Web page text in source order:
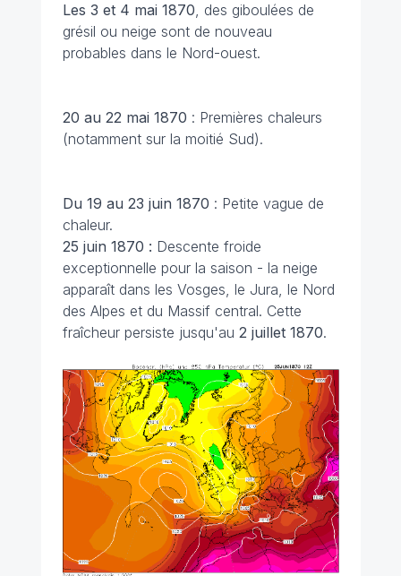
Les 3 et 4 mai 1870, des giboulées de
grésil ou neige sont de nouveau
probables dans le Nord-ouest.
20 au 22 mai 1870 : Premières chaleurs
(notamment sur la moitié Sud).
Du 19 au 23 juin 1870 : Petite vague de
chaleur.
25 juin 1870 : Descente froide
exceptionnelle pour la saison - la neige
apparaît dans les Vosges, le Jura, le Nord
des Alpes et du Massif central. Cette
fraîcheur persiste jusqu'au 2 juillet 1870.